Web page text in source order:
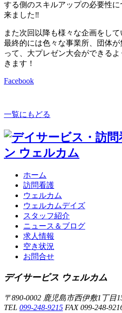
する側のスキルアップの必要性
来ました‼️
また次回以降も様々な企画をして
最終的には色々な事業所、団体
って、大プレゼン大会ができる
きます！
Facebook
一覧にもどる
ホーム
訪問看護
ウェルカム
ウェルカムデイズ
スタッフ紹介
ニュース＆ブログ
求人情報
空き状況
お問合せ
デイサービス ウェルカム
〒890-0002 鹿児島市西伊敷1丁目
TEL 099-248-9215 FAX 099-248-